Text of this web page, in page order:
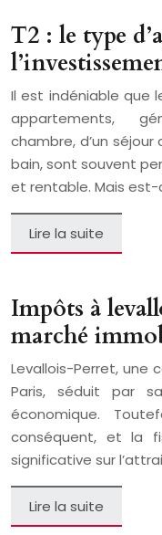
T2 : le type
Il est indéniable que
appartements,
chambre, d’un
bain, sont souvent
et rentable. Mais
Lire la suite
Impôts à
marché
Levallois-Perret, une
Paris, séduit par
économique.
conséquent, et la
significative sur
Lire la suite